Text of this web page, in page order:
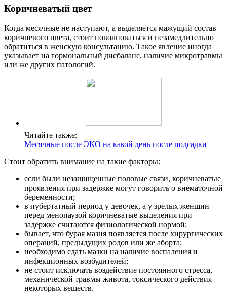
Коричневатый цвет
Когда месячные не наступают, а выделяется мажущий состав
коричневого цвета, стоит поволноваться и незамедлительно
обратиться в женскую консультацию. Такое явление иногда
указывает на гормональный дисбаланс, наличие микротравмы
или же других патологий.
Читайте также:
Месячные после ЭКО на какой день после подсадки
Стоит обратить внимание на такие факторы:
если были незащищенные половые связи, коричневатые
проявления при задержке могут говорить о внематочной
беременности;
в пубертатный период у девочек, а у зрелых женщин
перед менопаузой коричневатые выделения при
задержке считаются физиологической нормой;
бывает, что бурая мазня появляется после хирургических
операций, предыдущих родов или же аборта;
необходимо сдать мазки на наличие воспаления и
инфекционных возбудителей;
не стоит исключать воздействие постоянного стресса,
механической травмы живота, токсического действия
некоторых веществ.